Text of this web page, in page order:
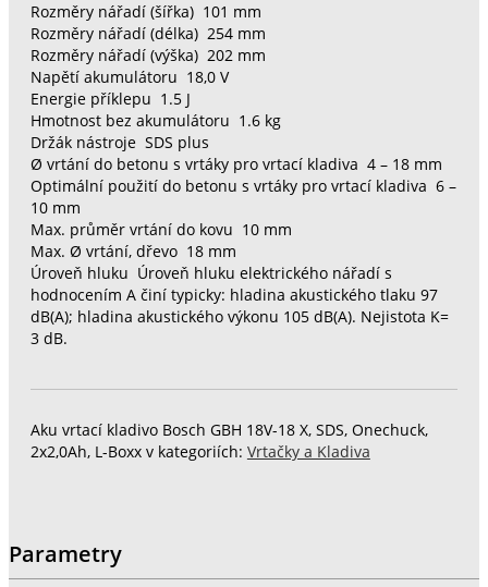
Rozměry nářadí (šířka) 101 mm
Rozměry nářadí (délka) 254 mm
Rozměry nářadí (výška) 202 mm
Napětí akumulátoru 18,0 V
Energie příklepu 1.5 J
Hmotnost bez akumulátoru 1.6 kg
Držák nástroje SDS plus
Ø vrtání do betonu s vrtáky pro vrtací kladiva 4 – 18 mm
Optimální použití do betonu s vrtáky pro vrtací kladiva 6 –
10 mm
Max. průměr vrtání do kovu 10 mm
Max. Ø vrtání, dřevo 18 mm
Úroveň hluku Úroveň hluku elektrického nářadí s
hodnocením A činí typicky: hladina akustického tlaku 97
dB(A); hladina akustického výkonu 105 dB(A). Nejistota K=
3 dB.
Aku vrtací kladivo Bosch GBH 18V-18 X, SDS, Onechuck,
2x2,0Ah, L-Boxx v kategoriích: Vrtačky a Kladiva
Parametry